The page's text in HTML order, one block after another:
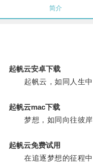
简介
起帆云安卓下载
起帆云，如同人生中
起帆云mac下载
梦想，如同向往彼岸
起帆云免费试用
在追逐梦想的征程中